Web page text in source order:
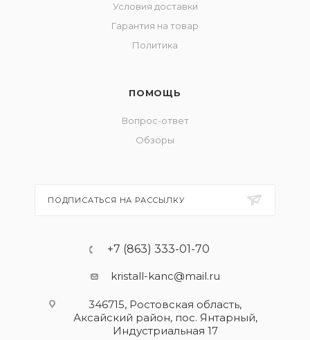
Условия доставки
Гарантия на товар
Политика
ПОМОЩЬ
Вопрос-ответ
Обзоры
ПОДПИСАТЬСЯ НА РАССЫЛКУ
+7 (863) 333-01-70
kristall-kanc@mail.ru
346715, Ростовская область​,
Аксайский район, пос. Янтарный,
Индустриальная 17